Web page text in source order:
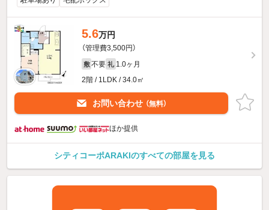
5.6万円
（管理費3,500円）
敷 不要 礼 1.0ヶ月
2階 / 1LDK / 34.0㎡
お問い合わせ （無料）
ほか提供
シティコーポARAKIのすべての部屋を見る